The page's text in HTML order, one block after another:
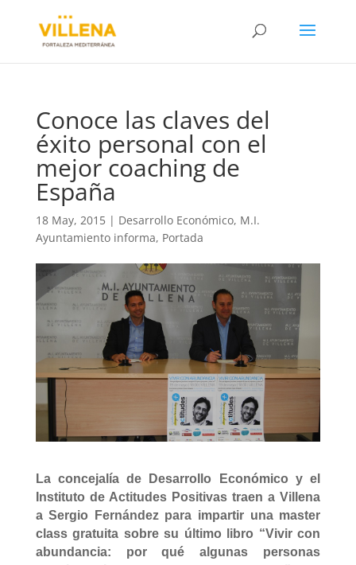
Conoce las claves del
éxito personal con el
mejor coaching de
España
18 May, 2015| Desarrollo Económico, M.I.
Ayuntamiento informa, Portada
La concejalía de Desarrollo Económico y el
Instituto de Actitudes Positivas traen a Villena
a Sergio Fernández para impartir una master
class gratuita sobre su último libro “Vivir con
abundancia: por qué algunas personas